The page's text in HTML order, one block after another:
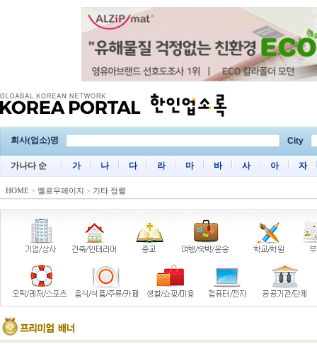
회사(업소)명 City
가나다 순 가 나 다 라 마 바 사 아 자
HOME > 옐로우페이지 > 기타 정렬